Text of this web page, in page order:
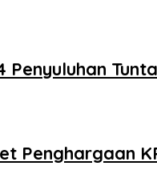
Penghargaan